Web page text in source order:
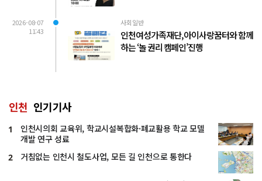
2026-08-07
11:43
사회일반
인천여성가족재단, 아이사랑꿈터와 함께
하는 ‘놀 권리 캠페인’진행
인천 인기기사
1
인천시의회 교육위, 학교시설복합화·폐교활용 학교 모델
개발 연구 성료
2 거침없는 인천시 철도사업, 모든 길 인천으로 통한다